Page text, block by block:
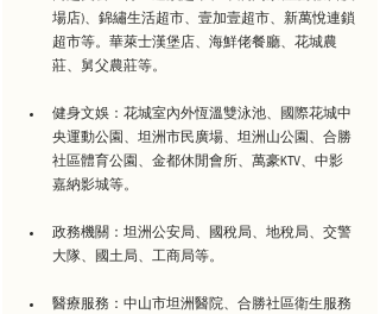
場店)、錦繡生活超市、壹加壹超市、新萬悅連鎖
超市等。華萊士漢堡店、海鮮佬餐廳、花城農
莊、舅父農莊等。
健身文娛：花城室內外恆溫雙泳池、國際花城中
央運動公園、坦洲市民廣場、坦洲山公園、合勝
社區體育公園、金都休閒會所、萬豪KTV、中影
嘉納影城等。
政務機關：坦洲公安局、國稅局、地稅局、交警
大隊、國土局、工商局等。
醫療服務：中山市坦洲醫院、合勝社區衛生服務